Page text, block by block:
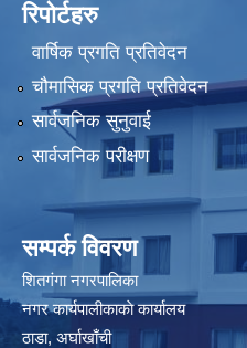
रिपोर्टहरु
वार्षिक प्रगति प्रतिवेदन
चौमासिक प्रगति प्रतिवेदन
सार्वजनिक सुनुवाई
सार्वजनिक परीक्षण
सम्पर्क विवरण
शितगंगा नगरपालिका
नगर कार्यपालीकाकाे कार्यालय
ठाडा, अर्घाखाँची